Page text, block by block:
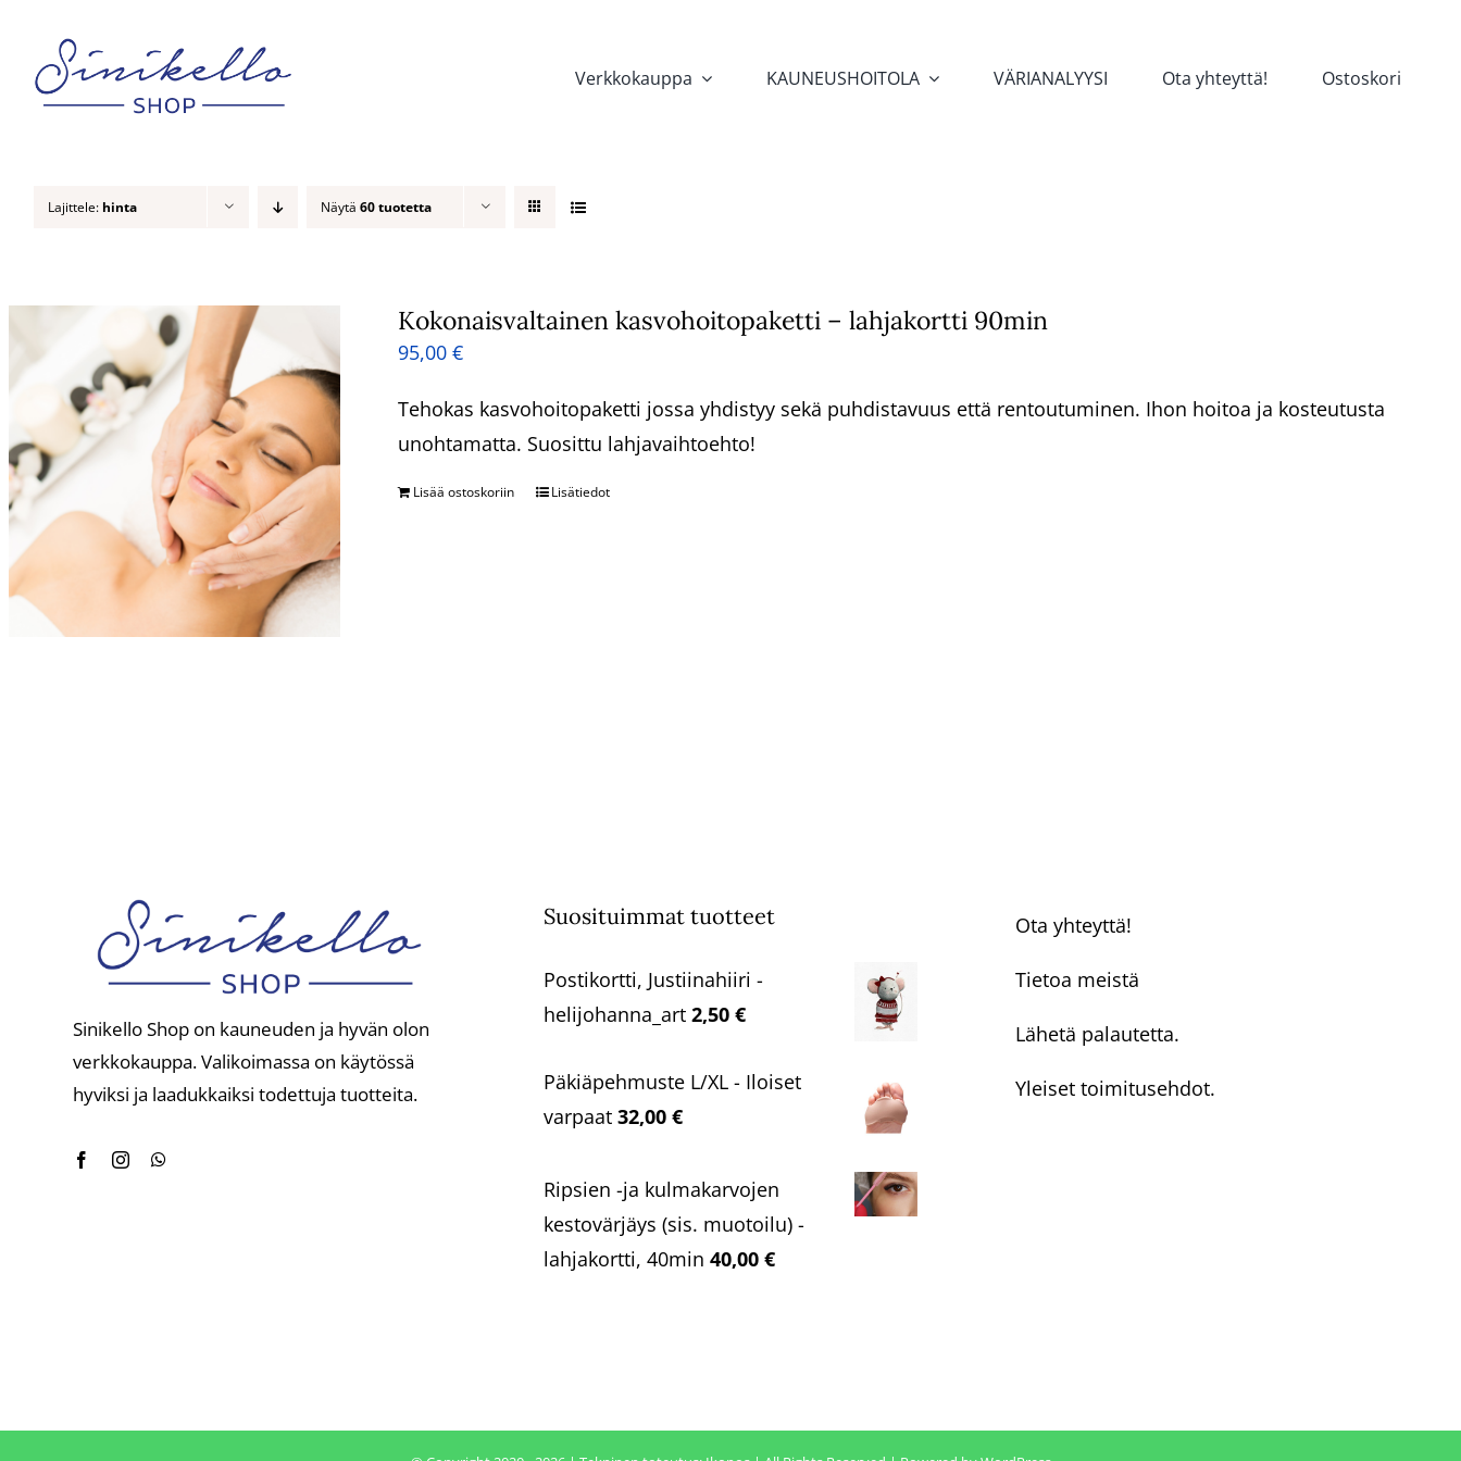
content
Verkkokauppa KAUNEUSHOITOLA VÄRIANALYYSI Ota yhteyttä! Ostoskori
Lajittele: hinta Näytä 60 tuotetta
Kokonaisvaltainen kasvohoitopaketti – lahjakortti 90min
95,00€
Tehokas kasvohoitopaketti jossa yhdistyy sekä puhdistavuus että rentoutuminen. Ihon hoitoa ja kosteutusta
unohtamatta. Suosittu lahjavaihtoehto!
Lisää ostoskoriin Lisätiedot
Sinikello Shop on kauneuden ja hyvän olon
verkkokauppa. Valikoimassa on käytössä
hyviksi ja laadukkaiksi todettuja tuotteita.
Suosituimmat tuotteet
Postikortti, Justiinahiiri -
helijohanna_art 2,50€
Päkiäpehmuste L/XL - Iloiset
varpaat 32,00€
Ripsien -ja kulmakarvojen
kestovärjäys (sis. muotoilu) -
lahjakortti, 40min 40,00€
Ota yhteyttä!
Tietoa meistä
Lähetä palautetta.
Yleiset toimitusehdot.